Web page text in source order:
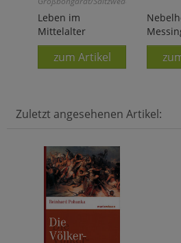
(Hrsg.):
Leben im
Mittelalter
zum Artikel
Zuletzt angesehenen Artikel: